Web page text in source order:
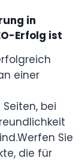
in
Erfolg ist
einer
bei
Werfen Sie
die für